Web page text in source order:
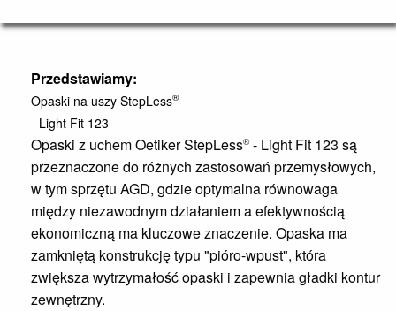
Przedstawiamy:
Opaski na uszy StepLess®
- Light Fit 123
Opaski z uchem Oetiker StepLess®- Light Fit 123 są
przeznaczone do różnych zastosowań przemysłowych,
w tym sprzętu AGD, gdzie optymalna równowaga
między niezawodnym działaniem a efektywnością
ekonomiczną ma kluczowe znaczenie. Opaska ma
zamkniętą konstrukcję typu "pióro-wpust", która
zwiększa wytrzymałość opaski i zapewnia gładki kontur
zewnętrzny.